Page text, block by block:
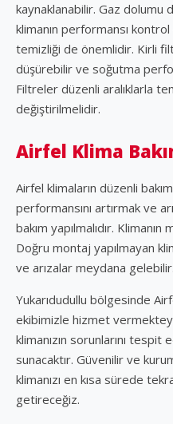
kaynaklanabilir. Gaz dolumu
klimanın performansı
temizliği de önemlidir. Kirli
düşürebilir ve soğutma
Filtreler düzenli aralıklarla
değiştirilmelidir.
Airfel Klima
Airfel klimaların düzenli
performansını artırmak ve
bakım yapılmalıdır.
Doğru montaj yapılmayan
ve arızalar meydana gelebilir.
Yukarıdudullu bölgesinde
ekibimizle hizmet
klimanızın sorunlarını tespit
sunacaktır. Güvenilir ve
klimanızı en kısa sürede
getireceğiz.